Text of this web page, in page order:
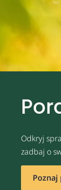
Odkryj
zadbaj o